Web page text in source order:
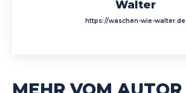
Walter
https://waschen-wie-walter.de